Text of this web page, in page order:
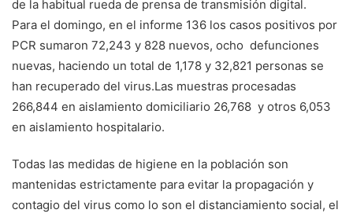
de la habitual rueda de prensa de transmisión digital.
Para el domingo, en el informe 136 los casos positivos por
PCR sumaron 72,243 y 828 nuevos, ocho defunciones
nuevas, haciendo un total de 1,178 y 32,821 personas se
han recuperado del virus.Las muestras procesadas
266,844 en aislamiento domiciliario 26,768 y otros 6,053
en aislamiento hospitalario.
Todas las medidas de higiene en la población son
mantenidas estrictamente para evitar la propagación y
contagio del virus como lo son el distanciamiento social, el